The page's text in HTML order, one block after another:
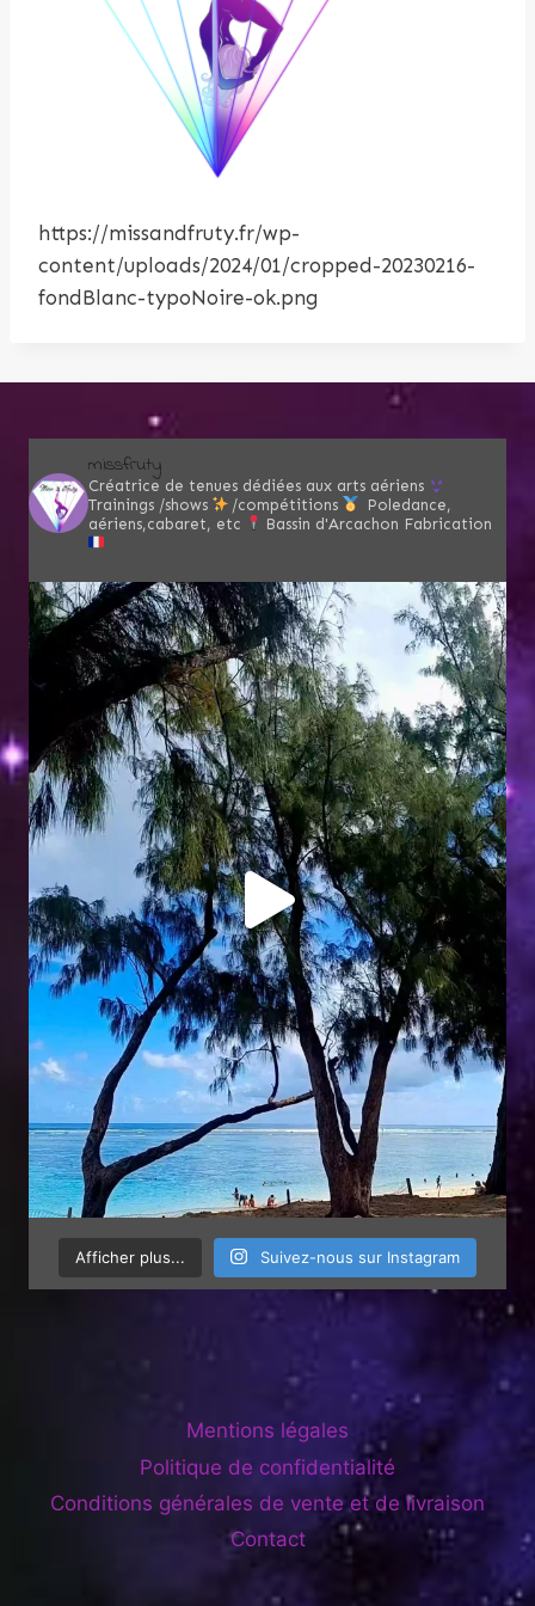
https://missandfruty.fr/wp-
content/uploads/2024/01/cropped-20230216-
fondBlanc-typoNoire-ok.png
missfruty
Créatrice de tenues dédiées aux arts aériens
Trainings /shows
/compétitions
Poledance,
aériens,cabaret, etc
Bassin d'Arcachon Fabrication
Afficher plus... Suivez-nous sur Instagram
Mentions légales
Politique de confidentialité
Conditions générales de vente et de livraison
Contact